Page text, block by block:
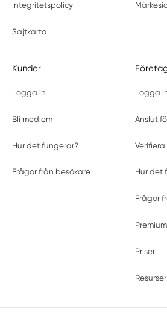
Integritetspolicy
Sajtkarta
Kunder
Logga in
Bli medlem
Hur det fungerar?
Frågor från besökare
Logga
Anslut
Hur det
Frågor
Premium
Priser
Resurser